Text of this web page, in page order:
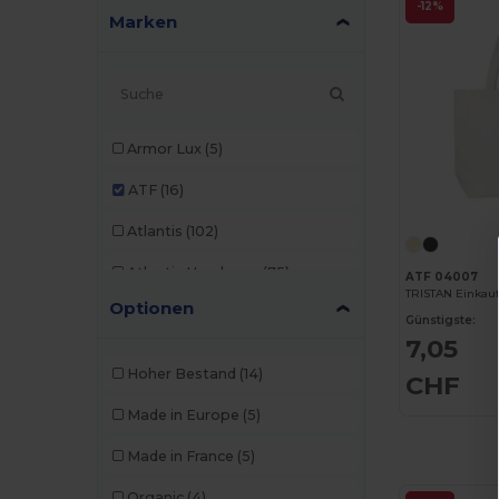
Marken
Armor Lux (5)
ATF (16)
Atlantis (102)
Atlantis Headwear (75)
AWDis (40)
Optionen
Hoher Bestand (14)
Made in Europe (5)
Made in France (5)
-12%
ATF 04007
Günstigste:
7,05
CHF